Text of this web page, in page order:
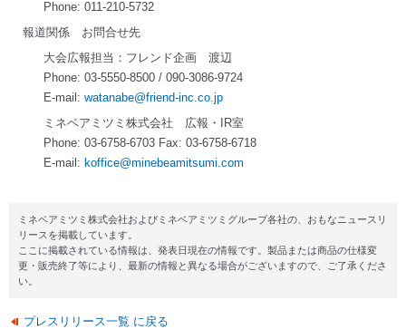
Phone: 011-210-5732
報道関係 お問合せ先
大会広報担当：フレンド企画 渡辺
Phone: 03-5550-8500 / 090-3086-9724
E-mail:watanabe@friend-inc.co.jp
ミネベアミツミ株式会社 広報・IR室
Phone: 03-6758-6703 Fax: 03-6758-6718
E-mail:koffice@minebeamitsumi.com
ミネベアミツミ株式会社およびミネベアミツミグループ各社の、おもなニュースリ
リースを掲載しています。
ここに掲載されている情報は、発表日現在の情報です。製品または商品の仕様変
更・販売終了等により、最新の情報と異なる場合がございますので、ご了承くださ
い。
プレスリリース一覧 に戻る